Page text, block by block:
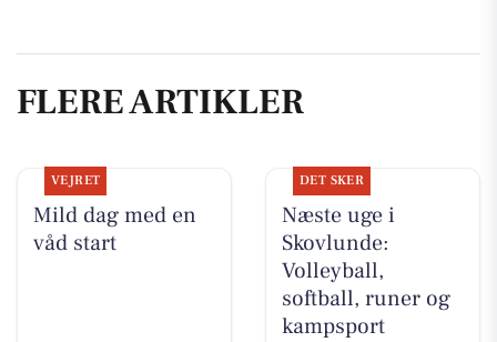
FLERE ARTIKLER
VEJRET
Mild dag med en
våd start
DET SKER
Næste uge i
Skovlunde:
Volleyball,
softball, runer og
kampsport